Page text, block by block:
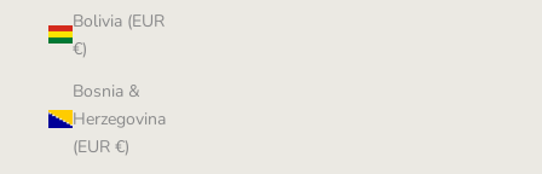
Bolivia (EUR
€)
Bosnia &
Herzegovina
(EUR €)